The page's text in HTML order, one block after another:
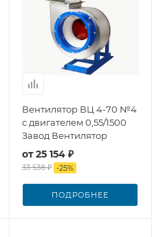
Вентилятор ВЦ 4-70 №4
с двигателем 0,55/1500
Завод Вентилятор
от25 154 ₽
33 538 ₽ -25%
ПОДРОБНЕЕ